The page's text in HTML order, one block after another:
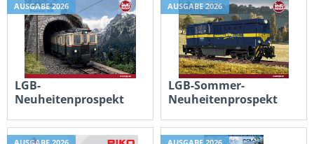
AUSGABE 2026
LGB-
Neuheitenprospekt
0,00 € *
AUSGABE 2026
LGB-Sommer-
Neuheitenprospekt
0,00 € *